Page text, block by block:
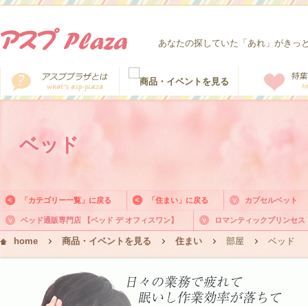
あなたの探していた「あれ」がきっ
ベッド
「カテゴリー一覧」に戻る 「住まい」に戻る カプセルベット
ベッド通販専門店 【ベッド デ オフィスワン】 ロマンティックプリンセス
home 商品・イベントを見る 住まい 部屋 ベッド